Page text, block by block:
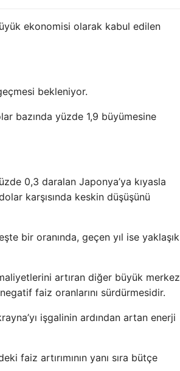
ekonomisi olarak kabul edilen
bekleniyor.
bazında yüzde 1,9 büyümesine
0,3 daralan Japonya’ya kıyasla
karşısında keskin düşüşünü
bir oranında, geçen yıl ise yaklaşık
artıran diğer büyük merkez
faiz oranlarını sürdürmesidir.
işgalinin ardından artan enerji
faiz artırımının yanı sıra bütçe